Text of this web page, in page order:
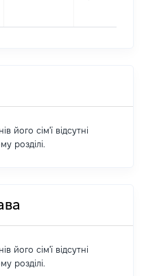
його сім'ї відсутні
розділі.
його сім'ї відсутні
розділі.